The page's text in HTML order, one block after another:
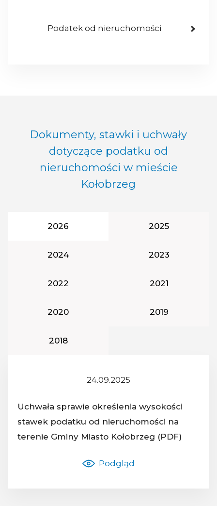
Podatek od nieruchomości
Dokumenty, stawki i uchwały
dotyczące podatku od
nieruchomości w mieście
Kołobrzeg
Rok podatkowy:
2026 Rok podatkowy:
2025
Rok podatkowy:
2024 Rok podatkowy:
2023
Rok podatkowy:
2022 Rok
2021
Rok podatkowy:
2020 Rok
2019
Rok podatkowy:
2018
24.09.2025
Nazwa dokumentu:
Uchwała sprawie określenia wysokości
stawek podatku od nieruchomości na
terenie Gminy Miasto Kołobrzeg (PDF)
Podgląd